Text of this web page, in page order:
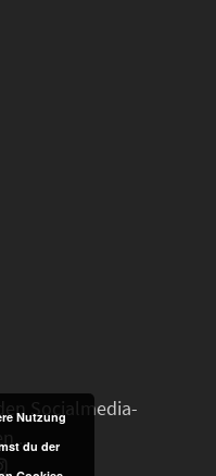
Socialmedia-
...
Nutzung
du der